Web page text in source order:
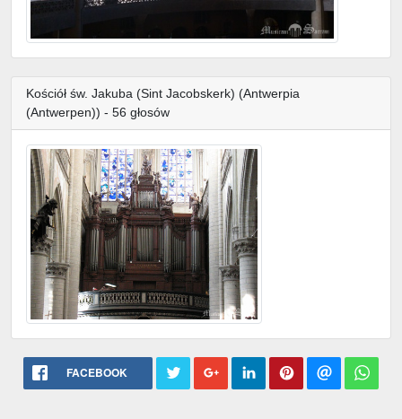
Kościół św. Jakuba (Sint Jacobskerk) (Antwerpia
(Antwerpen)) - 56 głosów
FACEBOOK